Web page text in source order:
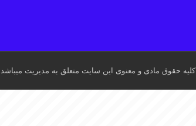
کلیه حقوق مادی و معنوی این سایت متعلق به مدیریت میباشد